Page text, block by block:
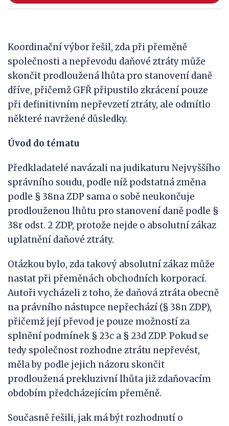
Koordinační výbor řešil, zda při přeměně
společnosti a nepřevodu daňové ztráty může
skončit prodloužená lhůta pro stanovení daně
dříve, přičemž GFŘ připustilo zkrácení pouze
při definitivním nepřevzetí ztráty, ale odmítlo
některé navržené důsledky.
Úvod do tématu
Předkladatelé navázali na judikaturu Nejvyššího
správního soudu, podle níž podstatná změna
podle § 38na ZDP sama o sobě neukončuje
prodlouženou lhůtu pro stanovení daně podle §
38r odst. 2 ZDP, protože nejde o absolutní zákaz
uplatnění daňové ztráty.
Otázkou bylo, zda takový absolutní zákaz může
nastat při přeměnách obchodních korporací.
Autoři vycházeli z toho, že daňová ztráta obecně
na právního nástupce nepřechází (§ 38n ZDP),
přičemž její převod je pouze možností za
splnění podmínek § 23c a § 23d ZDP. Pokud se
tedy společnost rozhodne ztrátu nepřevést,
měla by podle jejich názoru skončit
prodloužená prekluzivní lhůta již zdaňovacím
obdobím předcházejícím přeměně.
Současně řešili, jak má být rozhodnutí o